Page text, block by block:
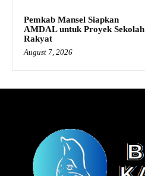
Pemkab Mansel Siapkan
AMDAL untuk Proyek Sekolah
Rakyat
August 7, 2026